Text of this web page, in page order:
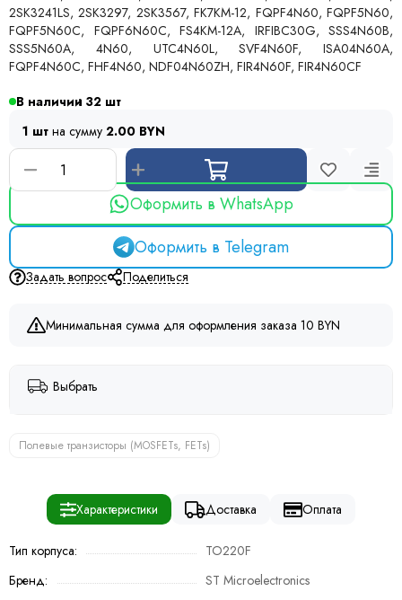
2SK3241LS, 2SK3297, 2SK3567, FK7KM-12, FQPF4N60, FQPF5N60,
FQPF5N60C, FQPF6N60C, FS4KM-12A, IRFIBC30G, SSS4N60B,
SSS5N60A, 4N60, UTC4N60L, SVF4N60F, ISA04N60A,
FQPF4N60C, FHF4N60, NDF04N60ZH, FIR4N60F, FIR4N60CF
В наличии 32
1 шт на сумму 2.00 BYN
Оформить в WhatsApp
Оформить в Telegram
Задать вопрос Поделиться
Минимальная сумма для оформления заказа 10 BYN
Выбрать
Полевые транзисторы (MOSFETs, FETs)
Характеристики Доставка Оплата
Тип корпуса:
TO220F
Бренд:
ST Microelectronics